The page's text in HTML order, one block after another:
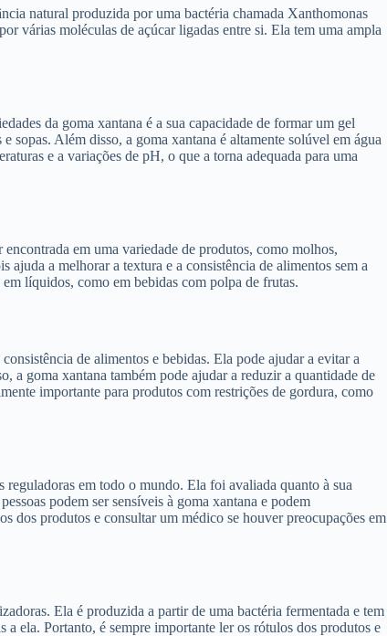
natural produzida por uma bactéria chamada Xanthomonas
várias moléculas de açúcar ligadas entre si. Ela tem uma ampla
da goma xantana é a sua capacidade de formar um gel
sopas. Além disso, a goma xantana é altamente solúvel em água
e a variações de pH, o que a torna adequada para uma
em uma variedade de produtos, como molhos,
ajuda a melhorar a textura e a consistência de alimentos sem a
líquidos, como em bebidas com polpa de frutas.
de alimentos e bebidas. Ela pode ajudar a evitar a
a goma xantana também pode ajudar a reduzir a quantidade de
importante para produtos com restrições de gordura, como
em todo o mundo. Ela foi avaliada quanto à sua
podem ser sensíveis à goma xantana e podem
dos produtos e consultar um médico se houver preocupações em
Ela é produzida a partir de uma bactéria fermentada e tem
a ela. Portanto, é sempre importante ler os rótulos dos produtos e